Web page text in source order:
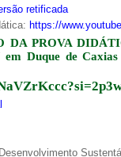
retificada
https://
DA PROVA
em Duque de